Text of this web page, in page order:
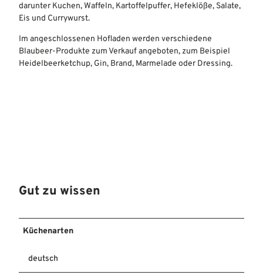
darunter Kuchen, Waffeln, Kartoffelpuffer, Hefeklöße, Salate,
Eis und Currywurst.
Im angeschlossenen Hofladen werden verschiedene
Blaubeer-Produkte zum Verkauf angeboten, zum Beispiel
Heidelbeerketchup, Gin, Brand, Marmelade oder Dressing.
Gut zu wissen
Küchenarten
deutsch